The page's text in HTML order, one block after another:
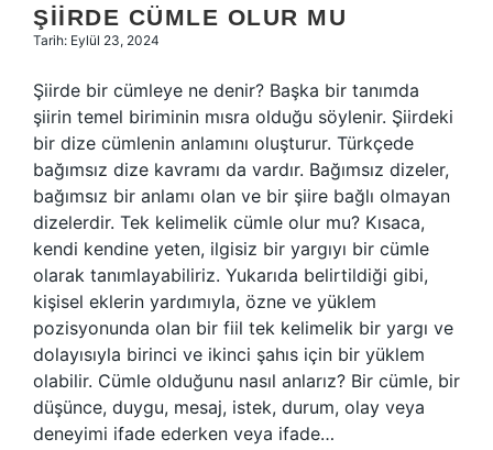
ŞIIRDE CÜMLE OLUR MU
Tarih: Eylül 23, 2024
Şiirde bir cümleye ne denir? Başka bir tanımda
şiirin temel biriminin mısra olduğu söylenir. Şiirdeki
bir dize cümlenin anlamını oluşturur. Türkçede
bağımsız dize kavramı da vardır. Bağımsız dizeler,
bağımsız bir anlamı olan ve bir şiire bağlı olmayan
dizelerdir. Tek kelimelik cümle olur mu? Kısaca,
kendi kendine yeten, ilgisiz bir yargıyı bir cümle
olarak tanımlayabiliriz. Yukarıda belirtildiği gibi,
kişisel eklerin yardımıyla, özne ve yüklem
pozisyonunda olan bir fiil tek kelimelik bir yargı ve
dolayısıyla birinci ve ikinci şahıs için bir yüklem
olabilir. Cümle olduğunu nasıl anlarız? Bir cümle, bir
düşünce, duygu, mesaj, istek, durum, olay veya
deneyimi ifade ederken veya ifade…